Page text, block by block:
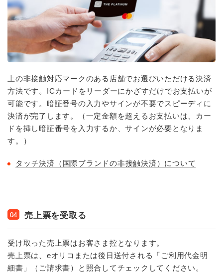
上の非接触対応マークのある店舗でお選びいただける決済
方法です。ICカードをリーダーにかざすだけでお支払いが
可能です。暗証番号の入力やサインが不要でスピーディに
決済が完了します。（一定金額を超えるお支払いは、カー
ドを挿し暗証番号を入力するか、サインが必要となりま
す。）
タッチ決済（国際ブランドの非接触決済）について
04 売上票を受取る
受け取った売上票はお客さま控となります。
売上票は、eオリコまたは後日送付される「ご利用代金明
細書」（ご請求書）と照合してチェックしてください。